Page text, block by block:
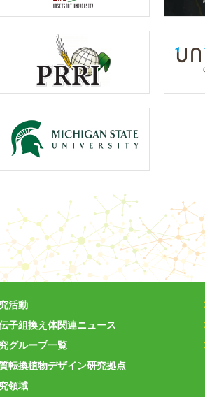
活動
子組換え体関連ニュース
グループ一覧
転換植物デザイン研究拠点
領域